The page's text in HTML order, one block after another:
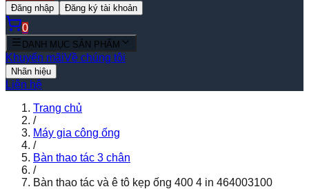
Đăng nhập
Đăng ký tài khoản
0
DANH MỤC SẢN PHẨM
Khuyến mãiVề chúng tôi
Nhãn hiệu
Liên hệ
Trang chủ
/
Máy gia công ống
/
Bàn thao tác 3 chân
/
Bàn thao tác và ê tô kẹp ống 400 4 in 464003100